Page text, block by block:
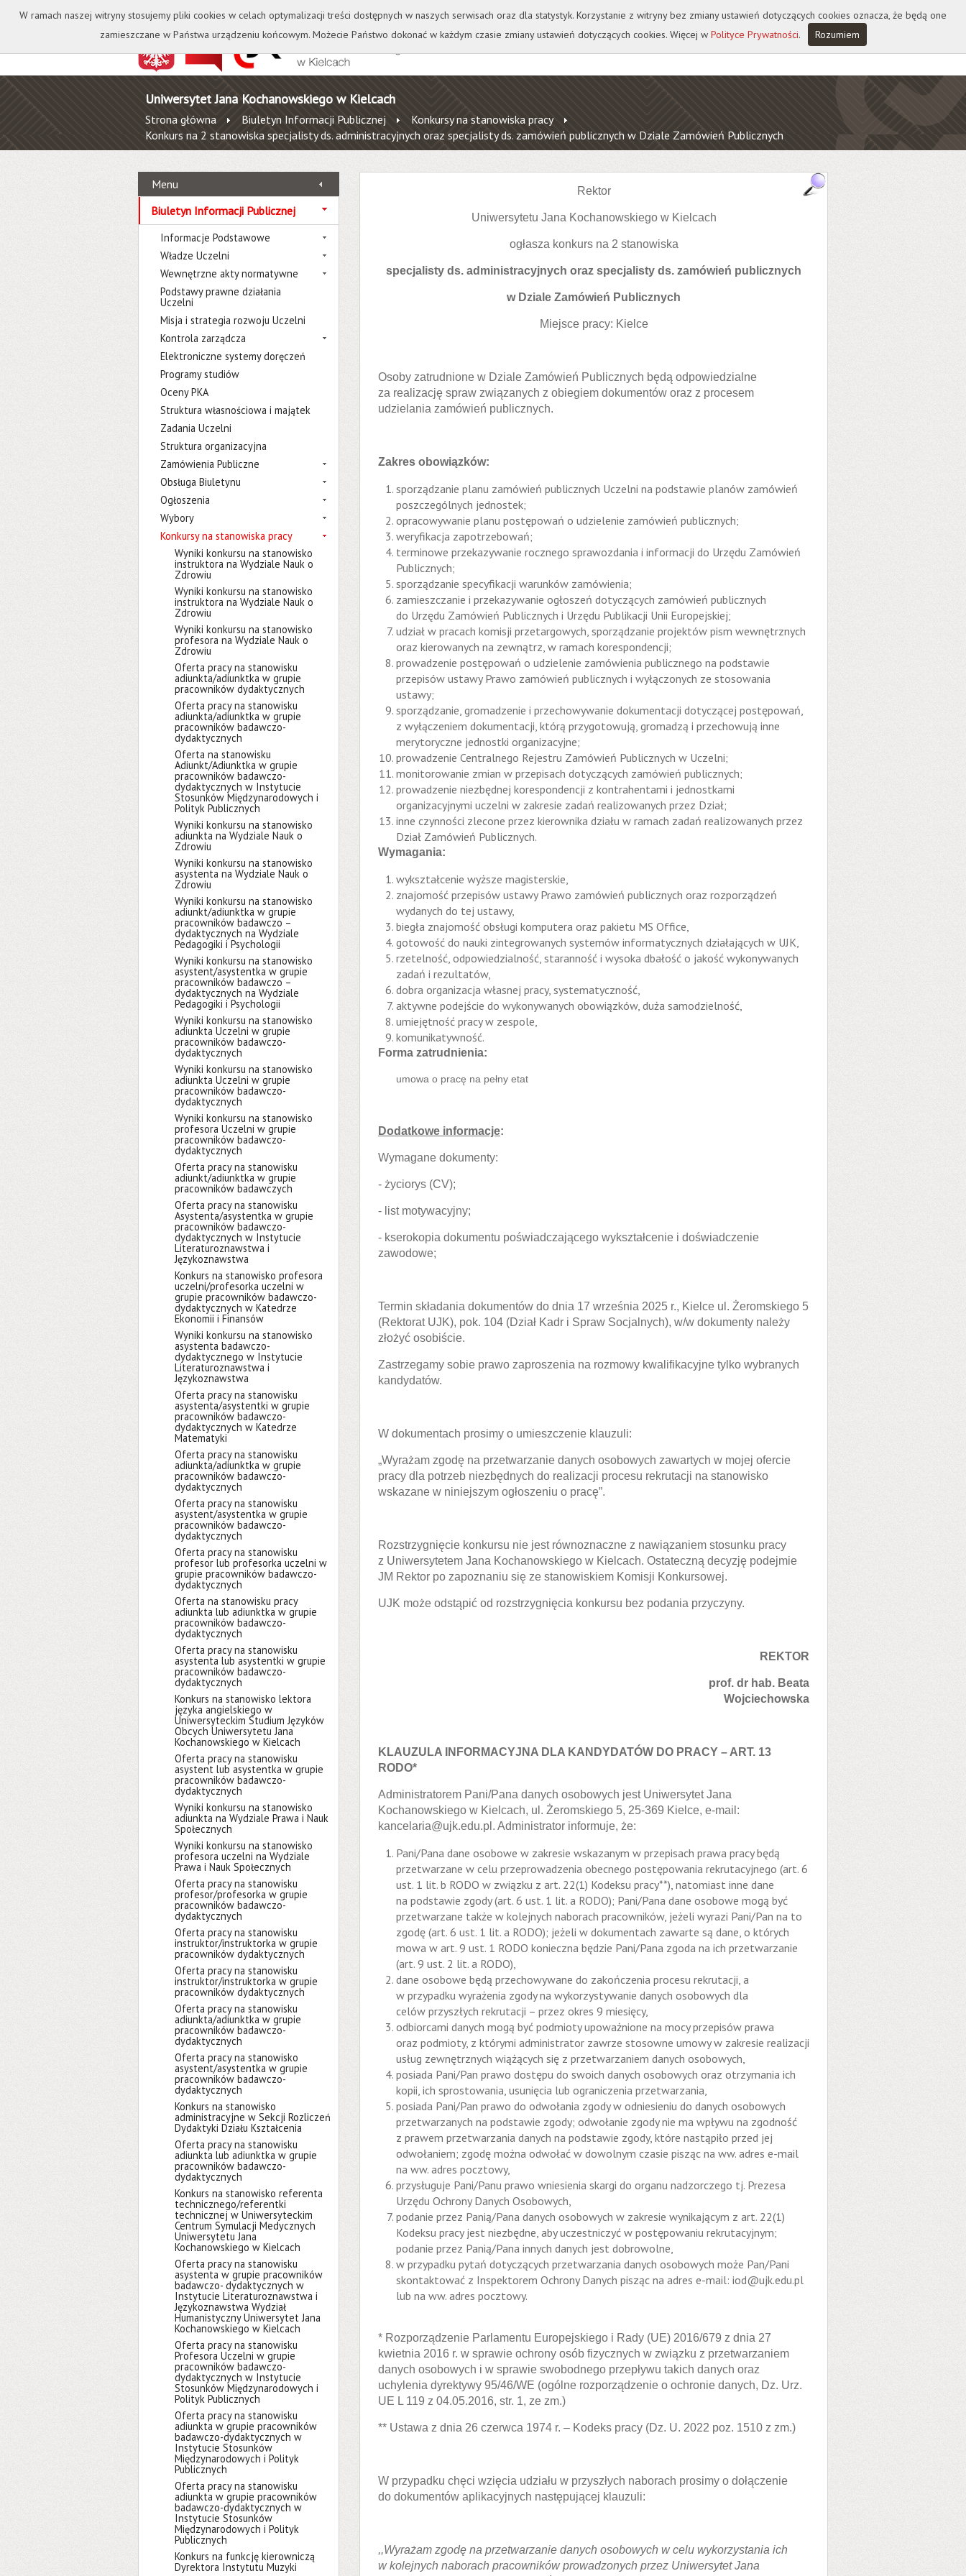
Kontakt Biblioteka Wydawnictwo Wirtualna Uczelnia A A A A
Uniwersytet Jana Kochanowskiego w Kielcach
Strona główna Biuletyn Informacji Publicznej
Konkursy na stanowiska pracy
Konkurs na 2 stanowiska specjalisty ds. administracyjnych oraz specjalisty ds. zamówień publicznych w Dziale Zamówień Publicznych
Menu
Biuletyn Informacji Publicznej
Informacje Podstawowe
Władze Uczelni
Wewnętrzne akty normatywne
Podstawy prawne działania
Uczelni
Misja i strategia rozwoju Uczelni
Kontrola zarządcza
Elektroniczne systemy doręczeń
Programy studiów
Oceny PKA
Struktura własnościowa i majątek
Zadania Uczelni
Struktura organizacyjna
Zamówienia Publiczne
Obsługa Biuletynu
Ogłoszenia
Wybory
Konkursy na stanowiska pracy
Wyniki konkursu na stanowisko
instruktora na Wydziale Nauk o
Zdrowiu
Wyniki konkursu na stanowisko
instruktora na Wydziale Nauk o
Zdrowiu
Wyniki konkursu na stanowisko
profesora na Wydziale Nauk o
Zdrowiu
Oferta pracy na stanowisku
adiunkta/adiunktka w grupie
pracowników dydaktycznych
Oferta pracy na stanowisku
adiunkta/adiunktka w grupie
pracowników badawczo-
dydaktycznych
Oferta na stanowisku
Adiunkt/Adiunktka w grupie
pracowników badawczo-
dydaktycznych w Instytucie
Stosunków Międzynarodowych i
Polityk Publicznych
Wyniki konkursu na stanowisko
adiunkta na Wydziale Nauk o
Zdrowiu
Wyniki konkursu na stanowisko
asystenta na Wydziale Nauk o
Zdrowiu
Wyniki konkursu na stanowisko
adiunkt/adiunktka w grupie
pracowników badawczo –
dydaktycznych na Wydziale
Pedagogiki i Psychologii
Wyniki konkursu na stanowisko
asystent/asystentka w grupie
pracowników badawczo –
dydaktycznych na Wydziale
Pedagogiki i Psychologii
Wyniki konkursu na stanowisko
adiunkta Uczelni w grupie
pracowników badawczo-
dydaktycznych
Wyniki konkursu na stanowisko
adiunkta Uczelni w grupie
pracowników badawczo-
dydaktycznych
Wyniki konkursu na stanowisko
profesora Uczelni w grupie
pracowników badawczo-
dydaktycznych
Oferta pracy na stanowisku
adiunkt/adiunktka w grupie
pracowników badawczych
Oferta pracy na stanowisku
Asystenta/asystentka w grupie
pracowników badawczo-
dydaktycznych w Instytucie
Literaturoznawstwa i
Językoznawstwa
Konkurs na stanowisko profesora
uczelni/profesorka uczelni w
grupie pracowników badawczo-
dydaktycznych w Katedrze
Ekonomii i Finansów
Wyniki konkursu na stanowisko
asystenta badawczo-
dydaktycznego w Instytucie
Literaturoznawstwa i
Językoznawstwa
Oferta pracy na stanowisku
asystenta/asystentki w grupie
pracowników badawczo-
dydaktycznych w Katedrze
Matematyki
Oferta pracy na stanowisku
adiunkta/adiunktka w grupie
pracowników badawczo-
dydaktycznych
Oferta pracy na stanowisku
asystent/asystentka w grupie
pracowników badawczo-
dydaktycznych
Oferta pracy na stanowisku
profesor lub profesorka uczelni w
grupie pracowników badawczo-
dydaktycznych
Oferta na stanowisku pracy
adiunkta lub adiunktka w grupie
pracowników badawczo-
dydaktycznych
Oferta pracy na stanowisku
asystenta lub asystentki w grupie
pracowników badawczo-
dydaktycznych
Konkurs na stanowisko lektora
języka angielskiego w
Uniwersyteckim Studium Języków
Obcych Uniwersytetu Jana
Kochanowskiego w Kielcach
Oferta pracy na stanowisku
asystent lub asystentka w grupie
pracowników badawczo-
dydaktycznych
Wyniki konkursu na stanowisko
adiunkta na Wydziale Prawa i Nauk
Społecznych
Wyniki konkursu na stanowisko
profesora uczelni na Wydziale
Prawa i Nauk Społecznych
Oferta pracy na stanowisku
profesor/profesorka w grupie
pracowników badawczo-
dydaktycznych
Oferta pracy na stanowisku
instruktor/instruktorka w grupie
pracowników dydaktycznych
Oferta pracy na stanowisku
instruktor/instruktorka w grupie
pracowników dydaktycznych
Oferta pracy na stanowisku
adiunkta/adiunktka w grupie
pracowników badawczo-
dydaktycznych
Oferta pracy na stanowisko
asystent/asystentka w grupie
pracowników badawczo-
dydaktycznych
Konkurs na stanowisko
administracyjne w Sekcji Rozliczeń
Dydaktyki Działu Kształcenia
Oferta pracy na stanowisku
adiunkta lub adiunktka w grupie
pracowników badawczo-
dydaktycznych
Konkurs na stanowisko referenta
technicznego/referentki
technicznej w Uniwersyteckim
Centrum Symulacji Medycznych
Uniwersytetu Jana
Kochanowskiego w Kielcach
Oferta pracy na stanowisku
asystenta w grupie pracowników
badawczo- dydaktycznych w
Instytucie Literaturoznawstwa i
Językoznawstwa Wydział
Humanistyczny Uniwersytet Jana
Kochanowskiego w Kielcach
Oferta pracy na stanowisku
Profesora Uczelni w grupie
pracowników badawczo-
dydaktycznych w Instytucie
Stosunków Międzynarodowych i
Polityk Publicznych
Oferta pracy na stanowisku
adiunkta w grupie pracowników
badawczo-dydaktycznych w
Instytucie Stosunków
Międzynarodowych i Polityk
Publicznych
Oferta pracy na stanowisku
adiunkta w grupie pracowników
badawczo-dydaktycznych w
Instytucie Stosunków
Międzynarodowych i Polityk
Publicznych
Konkurs na funkcję kierowniczą
Dyrektora Instytutu Muzyki
Rektor
Uniwersytetu Jana Kochanowskiego w Kielcach
ogłasza konkurs na 2 stanowiska
specjalisty ds. administracyjnych oraz specjalisty ds. zamówień publicznych
w Dziale Zamówień Publicznych
Miejsce pracy: Kielce
Osoby zatrudnione w Dziale Zamówień Publicznych będą odpowiedzialne
za realizację spraw związanych z obiegiem dokumentów oraz z procesem
udzielania zamówień publicznych.
Zakres obowiązków:
sporządzanie planu zamówień publicznych Uczelni na podstawie planów zamówień
poszczególnych jednostek;
opracowywanie planu postępowań o udzielenie zamówień publicznych;
weryfikacja zapotrzebowań;
terminowe przekazywanie rocznego sprawozdania i informacji do Urzędu Zamówień
Publicznych;
sporządzanie specyfikacji warunków zamówienia;
zamieszczanie i przekazywanie ogłoszeń dotyczących zamówień publicznych
do Urzędu Zamówień Publicznych i Urzędu Publikacji Unii Europejskiej;
udział w pracach komisji przetargowych, sporządzanie projektów pism wewnętrznych
oraz kierowanych na zewnątrz, w ramach korespondencji;
prowadzenie postępowań o udzielenie zamówienia publicznego na podstawie
przepisów ustawy Prawo zamówień publicznych i wyłączonych ze stosowania
ustawy;
sporządzanie, gromadzenie i przechowywanie dokumentacji dotyczącej postępowań,
z wyłączeniem dokumentacji, którą przygotowują, gromadzą i przechowują inne
merytoryczne jednostki organizacyjne;
prowadzenie Centralnego Rejestru Zamówień Publicznych w Uczelni;
monitorowanie zmian w przepisach dotyczących zamówień publicznych;
prowadzenie niezbędnej korespondencji z kontrahentami i jednostkami
organizacyjnymi uczelni w zakresie zadań realizowanych przez Dział;
inne czynności zlecone przez kierownika działu w ramach zadań realizowanych przez
Dział Zamówień Publicznych.
Wymagania:
wykształcenie wyższe magisterskie,
znajomość przepisów ustawy Prawo zamówień publicznych oraz rozporządzeń
wydanych do tej ustawy,
biegła znajomość obsługi komputera oraz pakietu MS Office,
gotowość do nauki zintegrowanych systemów informatycznych działających w UJK,
rzetelność, odpowiedzialność, staranność i wysoka dbałość o jakość wykonywanych
zadań i rezultatów,
dobra organizacja własnej pracy, systematyczność,
aktywne podejście do wykonywanych obowiązków, duża samodzielność,
umiejętność pracy w zespole,
komunikatywność.
Forma zatrudnienia:
umowa o pracę na pełny etat
Dodatkowe informacje:
Wymagane dokumenty:
- życiorys (CV);
- list motywacyjny;
- kserokopia dokumentu poświadczającego wykształcenie i doświadczenie
zawodowe;
Termin składania dokumentów do dnia 17 września 2025 r., Kielce ul. Żeromskiego 5
(Rektorat UJK), pok. 104 (Dział Kadr i Spraw Socjalnych), w/w dokumenty należy
złożyć osobiście.
Zastrzegamy sobie prawo zaproszenia na rozmowy kwalifikacyjne tylko wybranych
kandydatów.
W dokumentach prosimy o umieszczenie klauzuli:
„Wyrażam zgodę na przetwarzanie danych osobowych zawartych w mojej ofercie
pracy dla potrzeb niezbędnych do realizacji procesu rekrutacji na stanowisko
wskazane w niniejszym ogłoszeniu o pracę”.
Rozstrzygnięcie konkursu nie jest równoznaczne z nawiązaniem stosunku pracy
z Uniwersytetem Jana Kochanowskiego w Kielcach. Ostateczną decyzję podejmie
JM Rektor po zapoznaniu się ze stanowiskiem Komisji Konkursowej.
UJK może odstąpić od rozstrzygnięcia konkursu bez podania przyczyny.
REKTOR
prof. dr hab. Beata
Wojciechowska
KLAUZULA INFORMACYJNA DLA KANDYDATÓW DO PRACY – ART. 13
RODO*
Administratorem Pani/Pana danych osobowych jest Uniwersytet Jana
Kochanowskiego w Kielcach, ul. Żeromskiego 5, 25-369 Kielce, e-mail:
kancelaria@ujk.edu.pl. Administrator informuje, że:
Pani/Pana dane osobowe w zakresie wskazanym w przepisach prawa pracy będą
przetwarzane w celu przeprowadzenia obecnego postępowania rekrutacyjnego (art. 6
ust. 1 lit. b RODO w związku z art. 22(1) Kodeksu pracy**), natomiast inne dane
na podstawie zgody (art. 6 ust. 1 lit. a RODO); Pani/Pana dane osobowe mogą być
przetwarzane także w kolejnych naborach pracowników, jeżeli wyrazi Pani/Pan na to
zgodę (art. 6 ust. 1 lit. a RODO); jeżeli w dokumentach zawarte są dane, o których
mowa w art. 9 ust. 1 RODO konieczna będzie Pani/Pana zgoda na ich przetwarzanie
(art. 9 ust. 2 lit. a RODO),
dane osobowe będą przechowywane do zakończenia procesu rekrutacji, a
w przypadku wyrażenia zgody na wykorzystywanie danych osobowych dla
celów przyszłych rekrutacji – przez okres 9 miesięcy,
odbiorcami danych mogą być podmioty upoważnione na mocy przepisów prawa
oraz podmioty, z którymi administrator zawrze stosowne umowy w zakresie realizacji
usług zewnętrznych wiążących się z przetwarzaniem danych osobowych,
posiada Pani/Pan prawo dostępu do swoich danych osobowych oraz otrzymania ich
kopii, ich sprostowania, usunięcia lub ograniczenia przetwarzania,
posiada Pani/Pan prawo do odwołania zgody w odniesieniu do danych osobowych
przetwarzanych na podstawie zgody; odwołanie zgody nie ma wpływu na zgodność
z prawem przetwarzania danych na podstawie zgody, które nastąpiło przed jej
odwołaniem; zgodę można odwołać w dowolnym czasie pisząc na ww. adres e-mail
na ww. adres pocztowy,
przysługuje Pani/Panu prawo wniesienia skargi do organu nadzorczego tj. Prezesa
Urzędu Ochrony Danych Osobowych,
podanie przez Panią/Pana danych osobowych w zakresie wynikającym z art. 22(1)
Kodeksu pracy jest niezbędne, aby uczestniczyć w postępowaniu rekrutacyjnym;
podanie przez Panią/Pana innych danych jest dobrowolne,
w przypadku pytań dotyczących przetwarzania danych osobowych może Pan/Pani
skontaktować z Inspektorem Ochrony Danych pisząc na adres e-mail: iod@ujk.edu.pl
lub na ww. adres pocztowy.
* Rozporządzenie Parlamentu Europejskiego i Rady (UE) 2016/679 z dnia 27
kwietnia 2016 r. w sprawie ochrony osób fizycznych w związku z przetwarzaniem
danych osobowych i w sprawie swobodnego przepływu takich danych oraz
uchylenia dyrektywy 95/46/WE (ogólne rozporządzenie o ochronie danych, Dz. Urz.
UE L 119 z 04.05.2016, str. 1, ze zm.)
** Ustawa z dnia 26 czerwca 1974 r. – Kodeks pracy (Dz. U. 2022 poz. 1510 z zm.)
W przypadku chęci wzięcia udziału w przyszłych naborach prosimy o dołączenie
do dokumentów aplikacyjnych następującej klauzuli:
,,Wyrażam zgodę na przetwarzanie danych osobowych w celu wykorzystania ich
w kolejnych naborach pracowników prowadzonych przez Uniwersytet Jana
W ramach naszej witryny stosujemy pliki cookies w celach optymalizacji treści dostępnych w naszych serwisach oraz dla statystyk. Korzystanie z witryny bez zmiany ustawień dotyczących cookies oznacza, że będą one
zamieszczane w Państwa urządzeniu końcowym. Możecie Państwo dokonać w każdym czasie zmiany ustawień dotyczących cookies. Więcej w Polityce Prywatności. Rozumiem